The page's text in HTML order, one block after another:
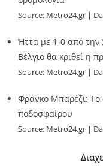
Source: Metro24.gr
Ήττα με 1-0 από την
Βέλγιο θα κριθεί η
Source: Metro24.gr
Φράνκο Μπαρέζι: Το
ποδοσφαίρου
Source: Metro24.gr